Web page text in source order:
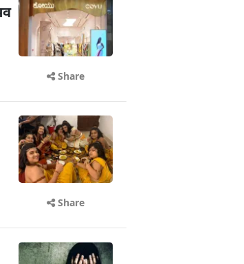
Share
Share